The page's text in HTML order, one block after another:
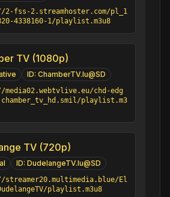
fss-2.streamhoster.com/pl_1
4338160-1/playlist.m3u8
TV (1080p)
ID: ChamberTV.lu@SD
chd-edg
playlist.m3
TV (720p)
ID: DudelangeTV.lu@SD
El
playlist.m3u8